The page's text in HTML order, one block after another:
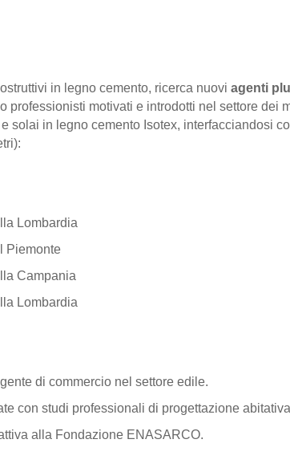
in legno cemento, ricerca nuovi agenti
professionisti motivati e introdotti nel settore dei
solai in legno cemento Isotex, interfacciandosi
Lombardia
Piemonte
Campania
Lombardia
di commercio nel settore edile.
con studi professionali di progettazione
alla Fondazione ENASARCO.